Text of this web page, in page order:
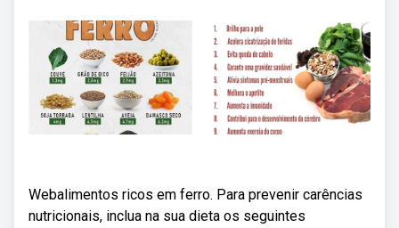
Webalimentos ricos em ferro. Para prevenir carências
nutricionais, inclua na sua dieta os seguintes